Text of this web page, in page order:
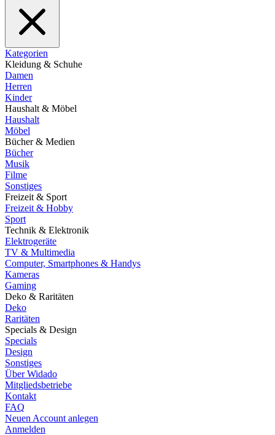
Kategorien
Kleidung & Schuhe
Damen
Herren
Kinder
Haushalt & Möbel
Haushalt
Möbel
Bücher & Medien
Bücher
Musik
Filme
Sonstiges
Freizeit & Sport
Freizeit & Hobby
Sport
Technik & Elektronik
Elektrogeräte
TV & Multimedia
Computer, Smartphones & Handys
Kameras
Gaming
Deko & Raritäten
Deko
Raritäten
Specials & Design
Specials
Design
Sonstiges
Über Widado
Mitgliedsbetriebe
Kontakt
FAQ
Neuen Account anlegen
Anmelden